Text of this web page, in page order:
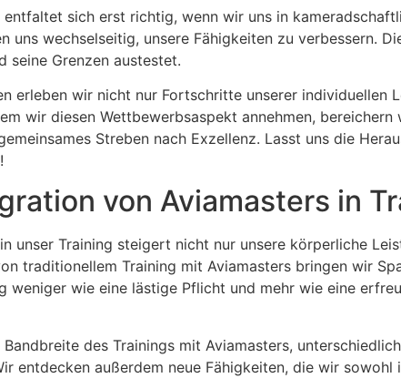
sich erst richtig, wenn wir uns in
uns wechselseitig, unsere Fähigkeiten zu verbessern.
seine Grenzen austestet.
erleben wir nicht nur Fortschritte unserer individuellen
wir diesen Wettbewerbsaspekt annehmen,
Streben nach Exzellenz. Lasst uns die
von Aviamasters in
unser Training steigert nicht nur unsere körperliche
traditionellem Training mit Aviamasters bringen wir
weniger wie eine lästige Pflicht und mehr wie eine
des Trainings mit Aviamasters,
entdecken außerdem neue Fähigkeiten, die wir